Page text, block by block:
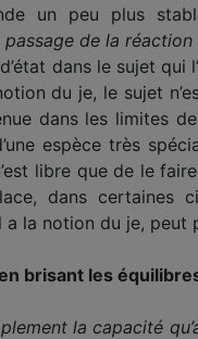
un peu plus
de la
dans le sujet
du je, le sujet
dans les limites
espèce très
libre que de le
dans certaines
a la notion du je,
brisant les
la capacité